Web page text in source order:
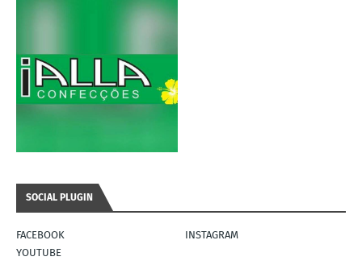
SOCIAL PLUGIN
FACEBOOK
INSTAGRAM
YOUTUBE